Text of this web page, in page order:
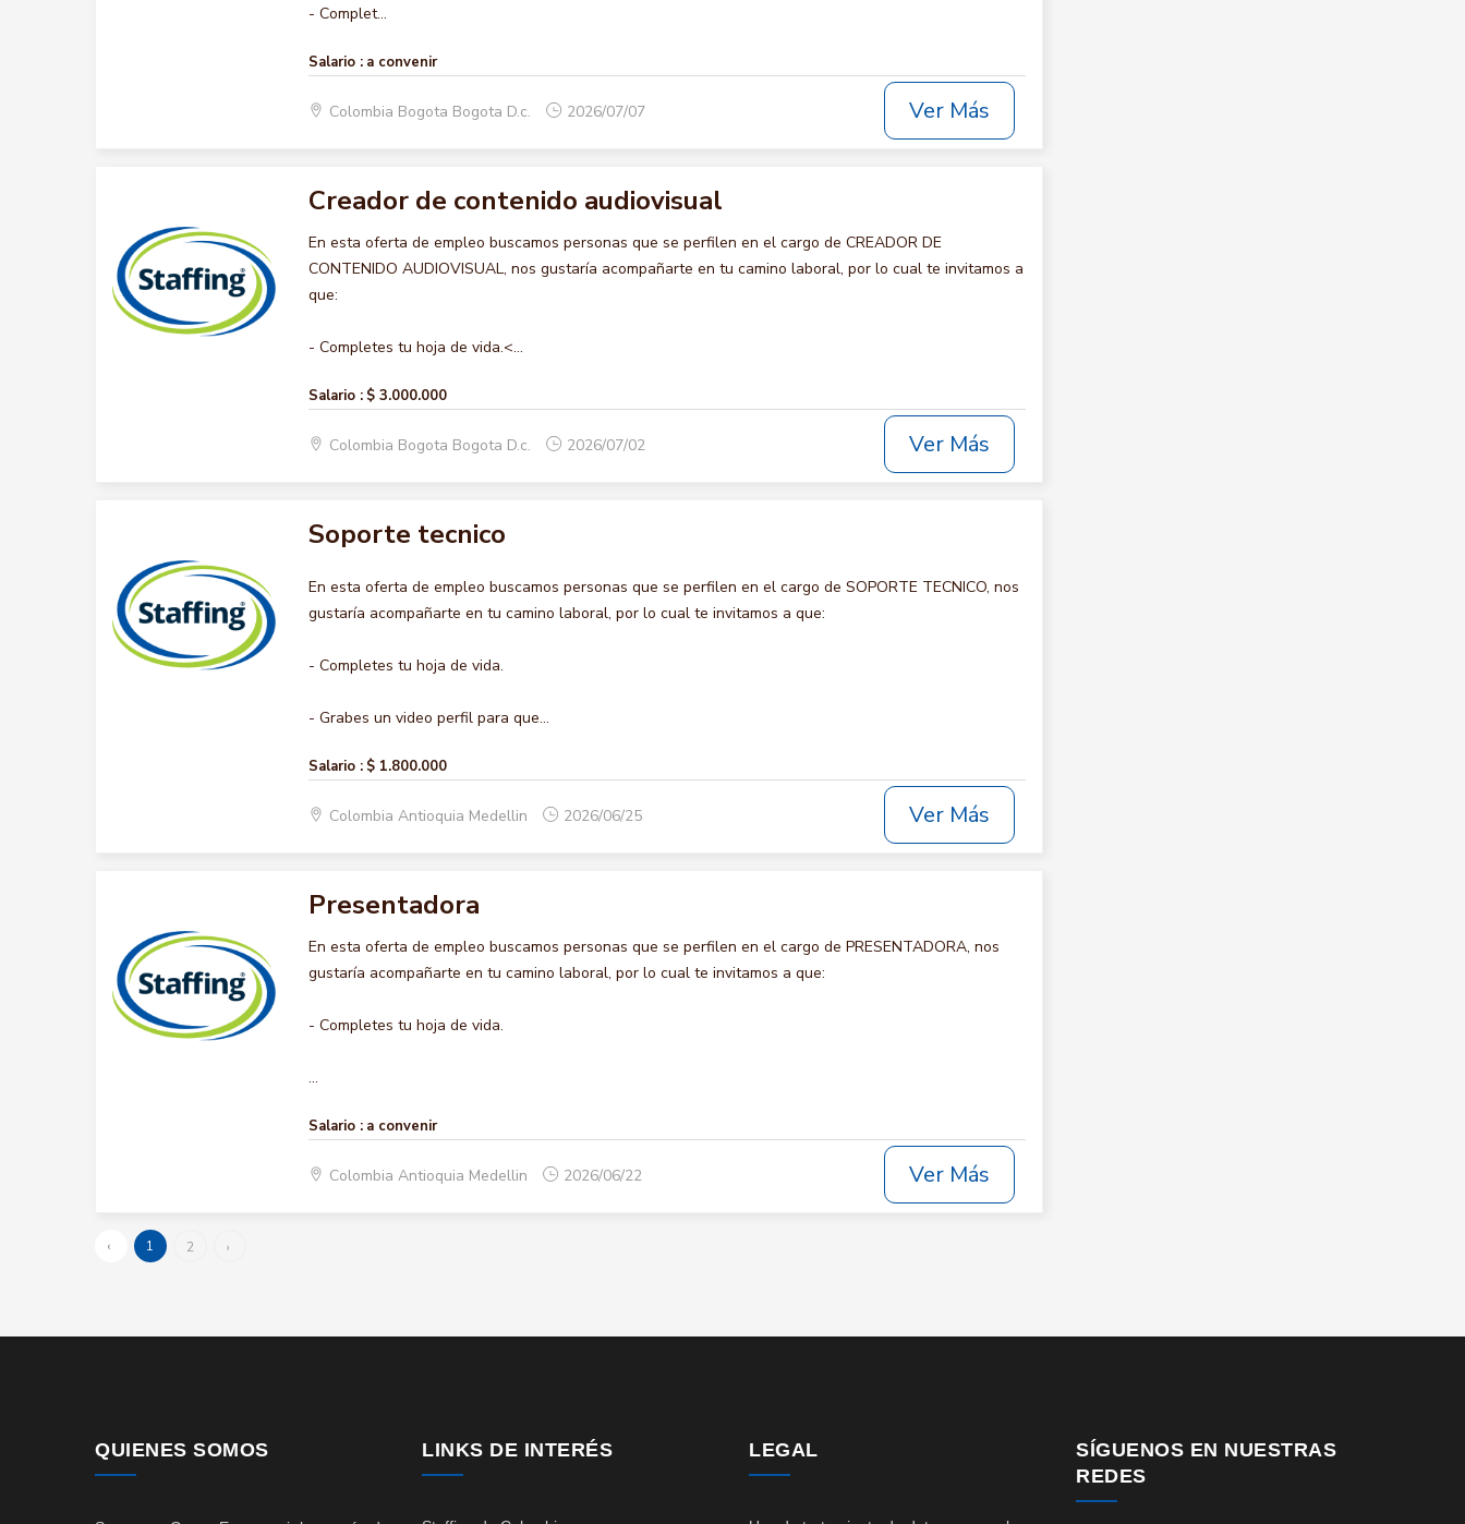
- Complet...
Salario : a convenir
Colombia Bogota Bogota D.c. 2026/07/07 Ver Más
Creador de contenido audiovisual
En esta oferta de empleo buscamos personas que se perfilen en el cargo de CREADOR DE
CONTENIDO AUDIOVISUAL, nos gustaría acompañarte en tu camino laboral, por lo cual te invitamos a
que:
- Completes tu hoja de vida.<...
Salario : $ 3.000.000
Colombia Bogota Bogota D.c. 2026/07/02 Ver Más
Soporte tecnico
En esta oferta de empleo buscamos personas que se perfilen en el cargo de SOPORTE TECNICO, nos
gustaría acompañarte en tu camino laboral, por lo cual te invitamos a que:
- Completes tu hoja de vida.
- Grabes un video perfil para que...
Salario : $ 1.800.000
Colombia Antioquia Medellin 2026/06/25 Ver Más
Presentadora
En esta oferta de empleo buscamos personas que se perfilen en el cargo de PRESENTADORA, nos
gustaría acompañarte en tu camino laboral, por lo cual te invitamos a que:
- Completes tu hoja de vida.
...
Salario : a convenir
Colombia Antioquia Medellin 2026/06/22 Ver Más
‹ 1 2 ›
QUIENES SOMOS LINKS DE INTERÉS LEGAL
SÍGUENOS EN NUESTRAS
REDES